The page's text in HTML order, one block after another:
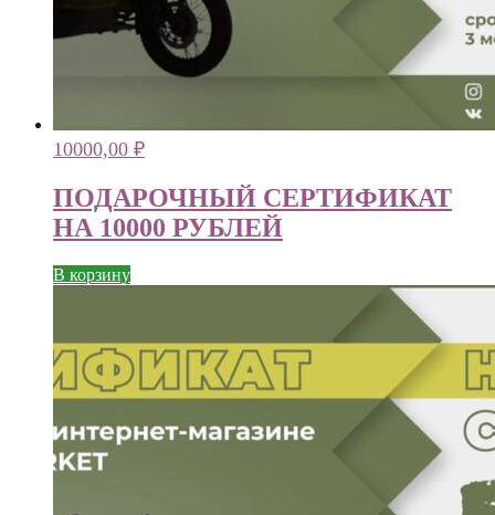
10000,00 ₽
ПОДАРОЧНЫЙ СЕРТИФИКАТ
НА 10000 РУБЛЕЙ
В корзину